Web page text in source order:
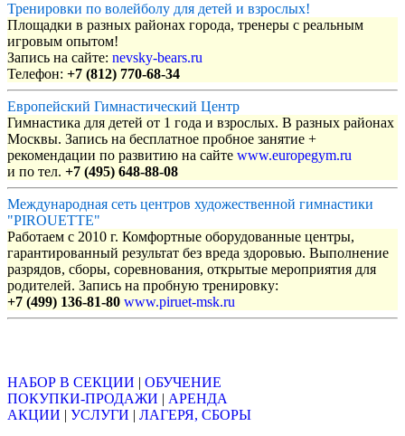
Тренировки по волейболу для детей и взрослых!
Площадки в разных районах города, тренеры с реальным
игровым опытом!
Запись на сайте: nevsky-bears.ru
Телефон: +7 (812) 770-68-34
Европейский Гимнастический Центр
Гимнастика для детей от 1 года и взрослых. В разных районах
Москвы. Запись на бесплатное пробное занятие +
рекомендации по развитию на сайте www.europegym.ru
и по тел. +7 (495) 648-88-08
Международная сеть центров художественной гимнастики
"PIROUETTE"
Работаем с 2010 г. Комфортные оборудованные центры,
гарантированный результат без вреда здоровью. Выполнение
разрядов, сборы, соревнования, открытые мероприятия для
родителей. Запись на пробную тренировку:
+7 (499) 136-81-80 www.piruet-msk.ru
НАБОР В СЕКЦИИ | ОБУЧЕНИЕ
ПОКУПКИ-ПРОДАЖИ | АРЕНДА
АКЦИИ | УСЛУГИ | ЛАГЕРЯ, СБОРЫ